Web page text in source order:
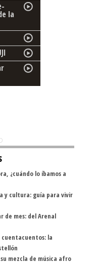
la
¿cuándo lo íbamos a
y cultura: guía para vivir
de mes: del Arenal
la
mezcla de música afro